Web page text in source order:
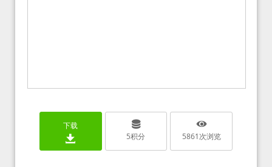
下载
5积分 5861次浏览